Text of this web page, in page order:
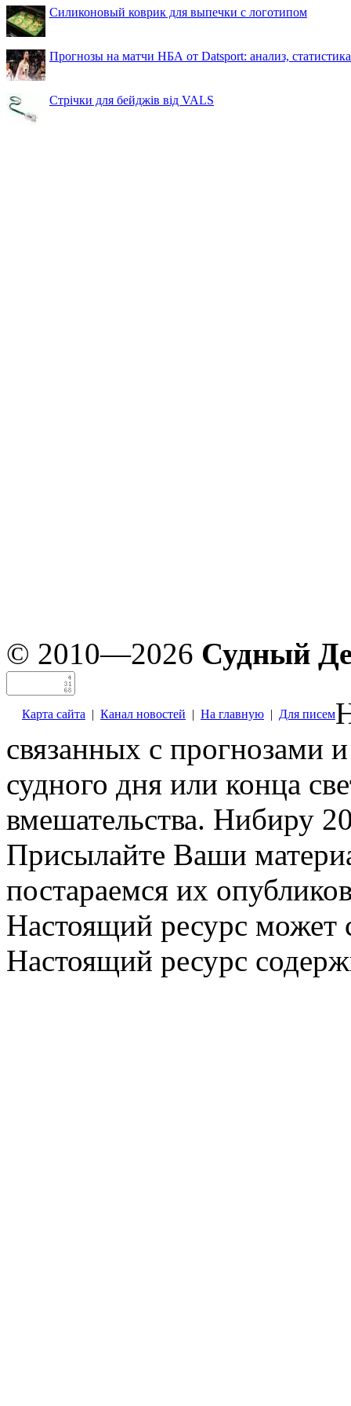
Силиконовый коврик для выпечки с логотипом
Прогнозы на матчи НБА от Datsport: анализ,
Стрічки для бейджів від VALS
© 2010—2026 Судный
Карта сайта | Канал новостей | На главную | Для писем
связанных с прогнозами
судного дня или конца
вмешательства. Нибиру
Присылайте Ваши
постараемся их
Настоящий ресурс может
Настоящий ресурс